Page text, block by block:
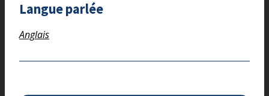
Langue parlée
Anglais